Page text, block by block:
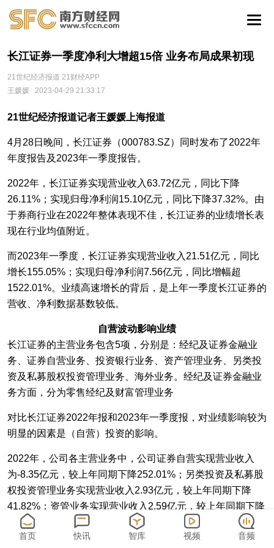
长江证券一季度净利大增超15倍 业务布局成果初现
21世纪经济报道 21财经APP
王媛媛
2023-04-29 21:33:17
21世纪经济报道记者王媛媛上海报道
4月28日晚间，长江证券（000783.SZ）同时发布了2022年
年度报告及2023年一季度报告。
2022年，长江证券实现营业收入63.72亿元，同比下降
26.11%；实现归母净利润15.10亿元，同比下降37.32%。由
于券商行业在2022年整体表现不佳，长江证券的业绩增长表
现在行业均值附近。
而2023年一季度，长江证券实现营业收入21.51亿元，同比
增长155.05%；实现归母净利润7.56亿元，同比增幅超
1522.01%。业绩高速增长的背后，是上年一季度长江证券的
营收、净利数据基数较低。
自营波动影响业绩
长江证券的主营业务包含5项，分别是：经纪及证券金融业
务、证券自营业务、投资银行业务、资产管理业务、另类投
资及私募股权投资管理业务、海外业务。经纪及证券金融业
务方面，分为零售经纪及财富管理业务
对比长江证券2022年报和2023年一季度报，对业绩影响较为
明显的因素是（自营）投资的影响。
2022年，公司各主营业务中，公司证券自营实现营业收入
为-8.35亿元，较上年同期下降252.01%；另类投资及私募股
权投资管理业务实现营业收入2.93亿元，较上年同期下降
41.82%；资管业务实现营业收入2.59亿元，较上年同期下降
29.23%。该三项业务长江证券2022年营收降幅排名前三的
业务。
首页 快讯 智库 视频 音频